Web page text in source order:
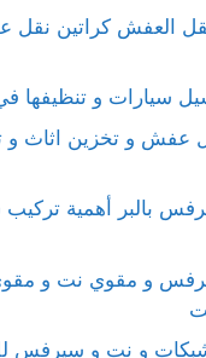
العفش كراتين
سيارات و تنظيفها
و تخزين اثاث و
بالبر أهمية تركيب
و مقوي نت و
و نت و سيرفس